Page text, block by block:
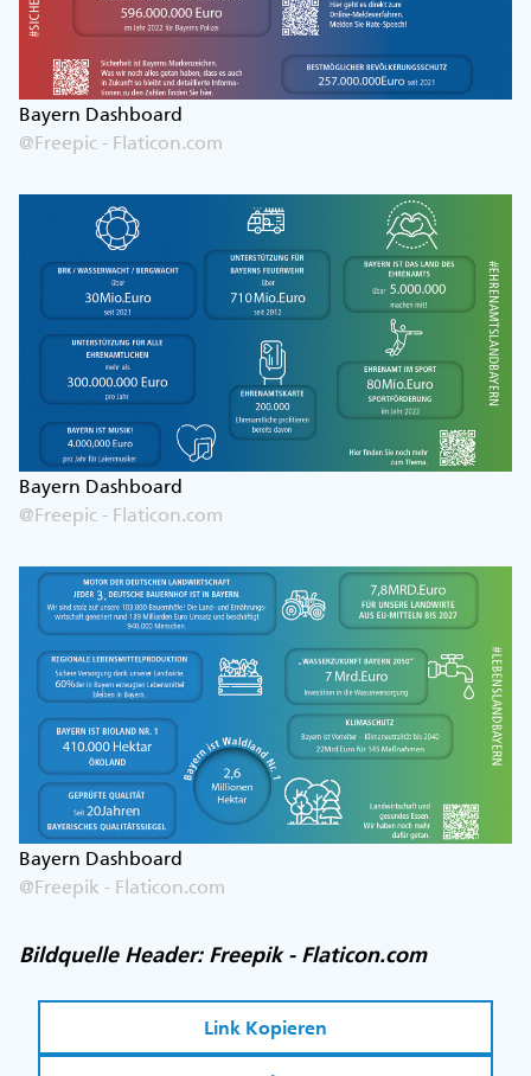
Bayern Dashboard
@Freepic - Flaticon.com
Bayern Dashboard
@Freepic - Flaticon.com
Bayern Dashboard
@Freepik - Flaticon.com
Bildquelle Header: Freepik - Flaticon.com
Link Kopieren